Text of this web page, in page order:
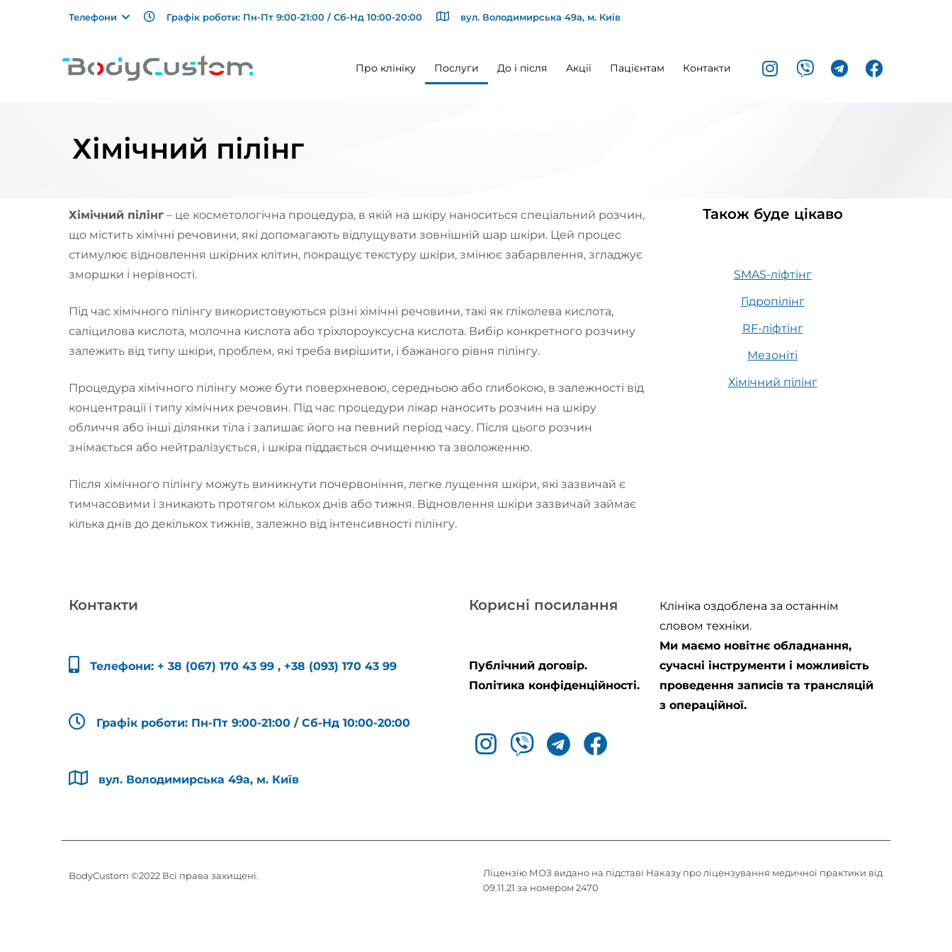
Телефони Графік роботи: Пн-Пт 9:00-21:00 / Сб-Нд 10:00-20:00 вул. Володимирська 49а, м. Київ
Про клініку Послуги До і після Акції Пацієнтам Контакти
Хімічний пілінг
Хімічний пілінг – це косметологічна процедура, в якій на шкіру наноситься спеціальний розчин,
що містить хімічні речовини, які допомагають відлущувати зовнішній шар шкіри. Цей процес
стимулює відновлення шкірних клітин, покращує текстуру шкіри, змінює забарвлення, згладжує
зморшки і нерівності.
Під час хімічного пілінгу використовуються різні хімічні речовини, такі як гліколева кислота,
саліцилова кислота, молочна кислота або тріхлороуксусна кислота. Вибір конкретного розчину
залежить від типу шкіри, проблем, які треба вирішити, і бажаного рівня пілінгу.
Процедура хімічного пілінгу може бути поверхневою, середньою або глибокою, в залежності від
концентрації і типу хімічних речовин. Під час процедури лікар наносить розчин на шкіру
обличчя або інші ділянки тіла і залишає його на певний період часу. Після цього розчин
знімається або нейтралізується, і шкіра піддається очищенню та зволоженню.
Після хімічного пілінгу можуть виникнути почервоніння, легке лущення шкіри, які зазвичай є
тимчасовими і зникають протягом кількох днів або тижня. Відновлення шкіри зазвичай займає
кілька днів до декількох тижнів, залежно від інтенсивності пілінгу.
Також буде цікаво
SMAS-ліфтінг
Гідропілінг
RF-ліфтінг
Мезоніті
Хімічний пілінг
Контакти
Телефони: + 38 (067) 170 43 99 , +38 (093) 170 43 99
Графік роботи: Пн-Пт 9:00-21:00 / Сб-Нд 10:00-20:00
вул. Володимирська 49а, м. Київ
Корисні посилання
Публічний договір.
Політика конфіденційності.
Клініка оздоблена за останнім
словом техніки.
Ми маємо новітнє обладнання,
сучасні інструменти і можливість
проведення записів та трансляцій
з операційної.
BodyCustom ©2022 Всі права захищені.
Ліцензію МОЗ видано на підставі Наказу про ліцензування медичної практики від
09.11.21 за номером 2470